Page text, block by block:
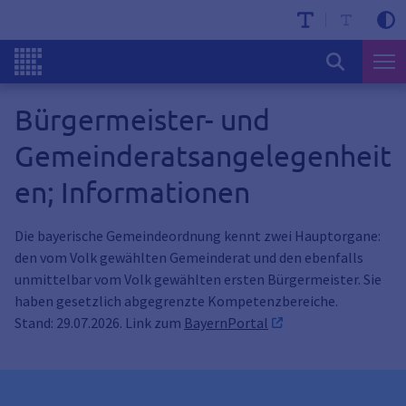
Bürgermeister- und
Gemeinderatsangelegenheit
en; Informationen
Die bayerische Gemeindeordnung kennt zwei Hauptorgane:
den vom Volk gewählten Gemeinderat und den ebenfalls
unmittelbar vom Volk gewählten ersten Bürgermeister. Sie
haben gesetzlich abgegrenzte Kompetenzbereiche.
Stand: 29.07.2026. Link zum BayernPortal